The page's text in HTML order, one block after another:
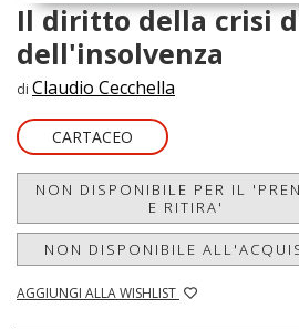
Il diritto della crisi
dell'insolvenza
di Claudio Cecchella
CARTACEO
NON DISPONIBILE PER IL
E RITIRA'
NON DISPONIBILE
AGGIUNGI ALLA WISHLIST